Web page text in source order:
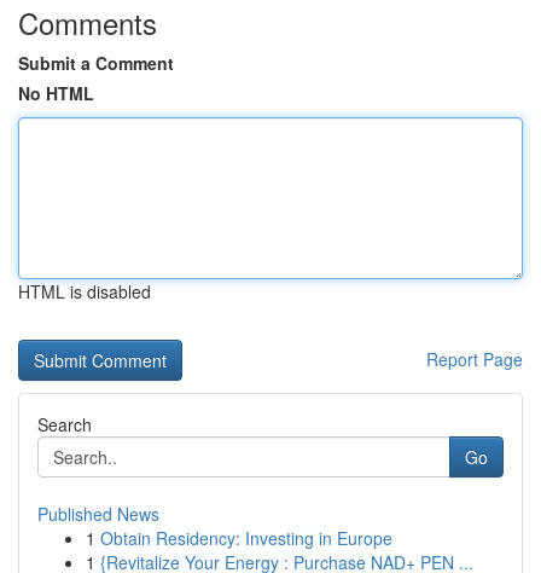
Comments
Submit a Comment
No HTML
HTML is disabled
Report Page
Search
Go
Published News
1 Obtain Residency: Investing in Europe
1 {Revitalize Your Energy : Purchase NAD+ PEN ...